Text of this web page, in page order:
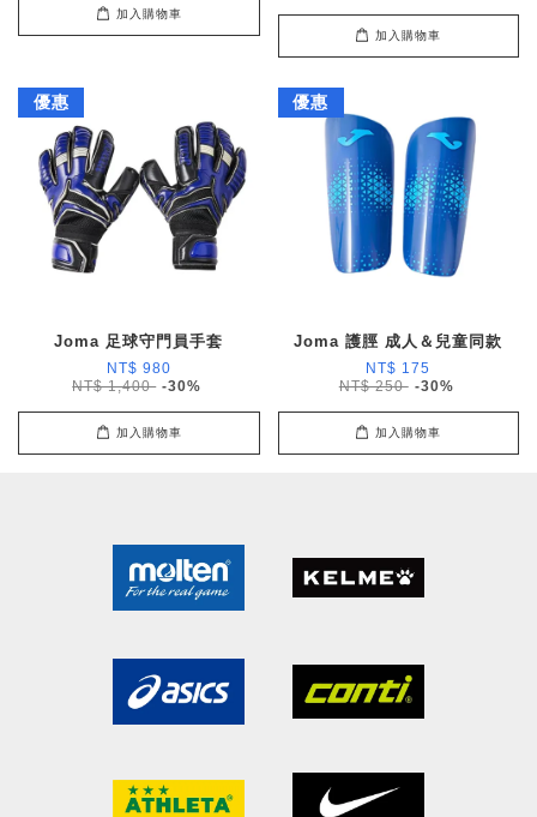
加入購物車
加入購物車
優惠
Joma 足球守門員手套
NT$ 980
NT$ 1,400 -30%
加入購物車
優惠
Joma 護脛 成人＆兒童同款
NT$ 175
NT$ 250 -30%
加入購物車